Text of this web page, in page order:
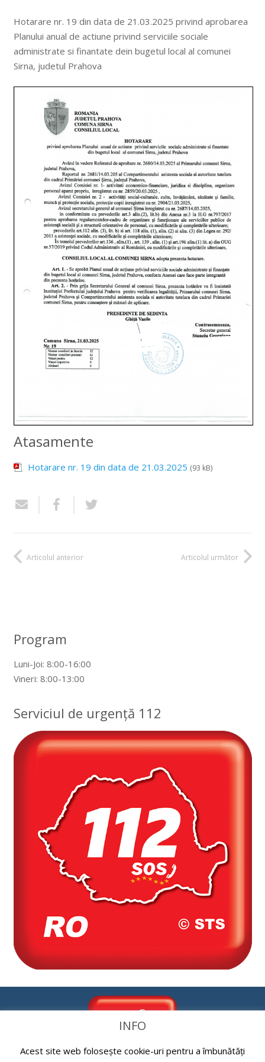
Hotarare nr. 19 din data de 21.03.2025 privind aprobarea
Planului anual de actiune privind serviciile sociale
administrate si finantate dein bugetul local al comunei
Sirna, judetul Prahova
Atasamente
Hotarare nr. 19 din data de 21.03.2025 (93 kB)
Articolul anterior Articolul următor
Program
Luni-Joi: 8:00-16:00
Vineri: 8:00-13:00
Serviciul de urgență 112
INFO
Acest site web folosește cookie-uri pentru a îmbunătăți